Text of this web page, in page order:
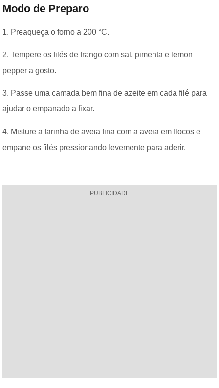
Modo de Preparo
1. Preaqueça o forno a 200 °C.
2. Tempere os filés de frango com sal, pimenta e lemon
pepper a gosto.
3. Passe uma camada bem fina de azeite em cada filé para
ajudar o empanado a fixar.
4. Misture a farinha de aveia fina com a aveia em flocos e
empane os filés pressionando levemente para aderir.
PUBLICIDADE